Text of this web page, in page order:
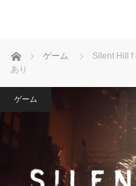
ホーム ゲーム
Silent Hill
あり
ゲーム